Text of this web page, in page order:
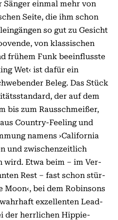
einmal mehr von
Seite, die ihm schon
so gut zu Gesicht
von klassischen
frühem Funk beeinflusste
Wet‹ ist dafür ein
Beleg. Das Stück
der auf dem
bis zum Rausschmeißer,
Country-Feeling und
namens ›California
und zwischenzeitlich
wird. Etwa beim – im Ver­
Rest – fast schon stür­­­­
Moon‹, bei dem Robinsons
exzellenten Lead-
der herrlichen Hippie-